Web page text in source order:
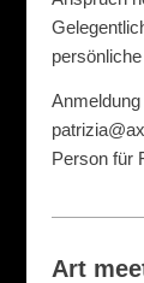
Person für
Art